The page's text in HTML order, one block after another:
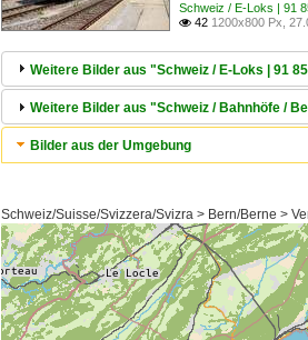
Schweiz / E-Loks | 91
 42 1200x800 Px,
Weitere Bilder aus "Schweiz / E-Loks | 91
Weitere Bilder aus "Schweiz / Bahnhöfe /
Bilder aus der Umgebung
Schweiz/Suisse/Svizzera/Svizra > Bern/Berne >